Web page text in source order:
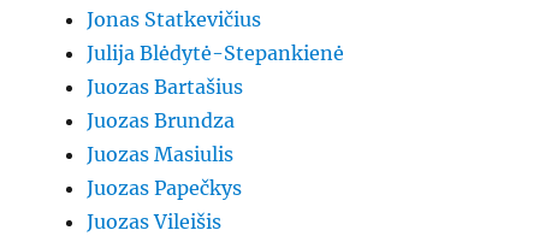
Jonas Statkevičius
Julija Blėdytė-Stepankienė
Juozas Bartašius
Juozas Brundza
Juozas Masiulis
Juozas Papečkys
Juozas Vileišis